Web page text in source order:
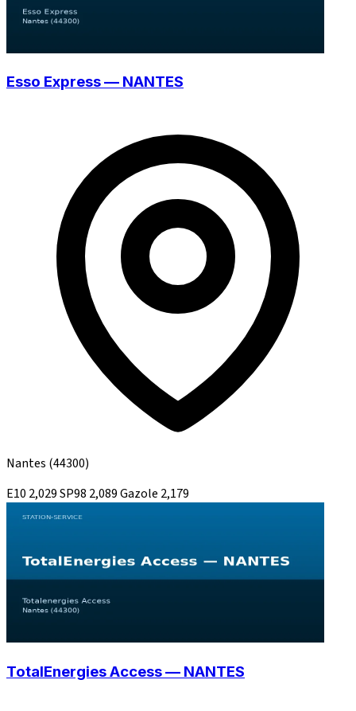
Esso Express — NANTES
Nantes (44300)
E10 2,029SP98 2,089Gazole 2,179
TotalEnergies Access — NANTES